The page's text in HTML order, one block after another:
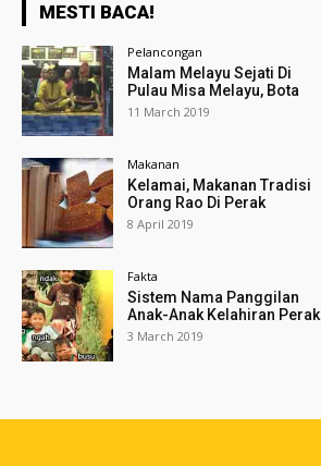
MESTI BACA!
Pelancongan
Malam Melayu Sejati Di
Pulau Misa Melayu, Bota
11 March 2019
Makanan
Kelamai, Makanan Tradisi
Orang Rao Di Perak
8 April 2019
Fakta
Sistem Nama Panggilan
Anak-Anak Kelahiran Perak
3 March 2019